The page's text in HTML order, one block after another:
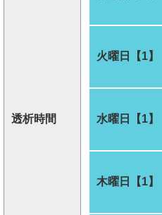
透析時間
火曜日【1】
水曜日【1】
木曜日【1】